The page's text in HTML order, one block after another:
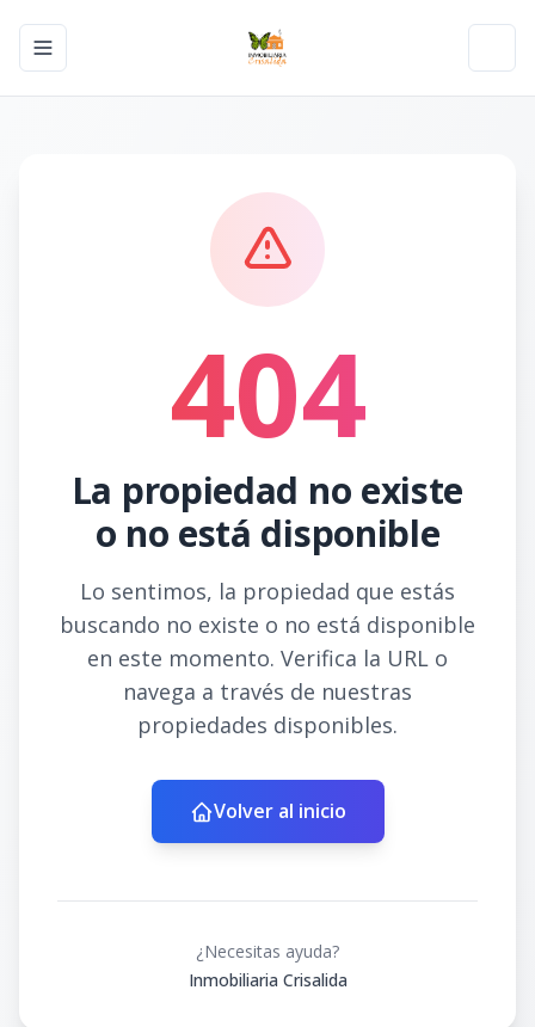
Toggle navigation menu
404
La propiedad no existe
o no está disponible
Lo sentimos, la propiedad que estás
buscando no existe o no está disponible
en este momento. Verifica la URL o
navega a través de nuestras
propiedades disponibles.
Volver al inicio
¿Necesitas ayuda?
Inmobiliaria Crisalida